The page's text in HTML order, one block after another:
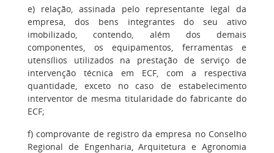
e) relação, assinada pelo representante legal da
empresa, dos bens integrantes do seu ativo
imobilizado, contendo, além dos demais
componentes, os equipamentos, ferramentas e
utensílios utilizados na prestação de serviço de
intervenção técnica em ECF, com a respectiva
quantidade, exceto no caso de estabelecimento
interventor de mesma titularidade do fabricante do
ECF;
f) comprovante de registro da empresa no Conselho
Regional de Engenharia, Arquitetura e Agronomia